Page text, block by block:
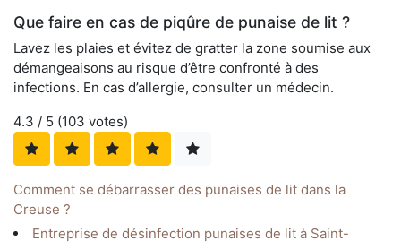
Que faire en cas de piqûre de punaise de lit ?
Lavez les plaies et évitez de gratter la zone soumise aux
démangeaisons au risque d’être confronté à des
infections. En cas d’allergie, consulter un médecin.
4.3 / 5 (103 votes)
Comment se débarrasser des punaises de lit dans la
Creuse ?
Entreprise de désinfection punaises de lit à Saint-